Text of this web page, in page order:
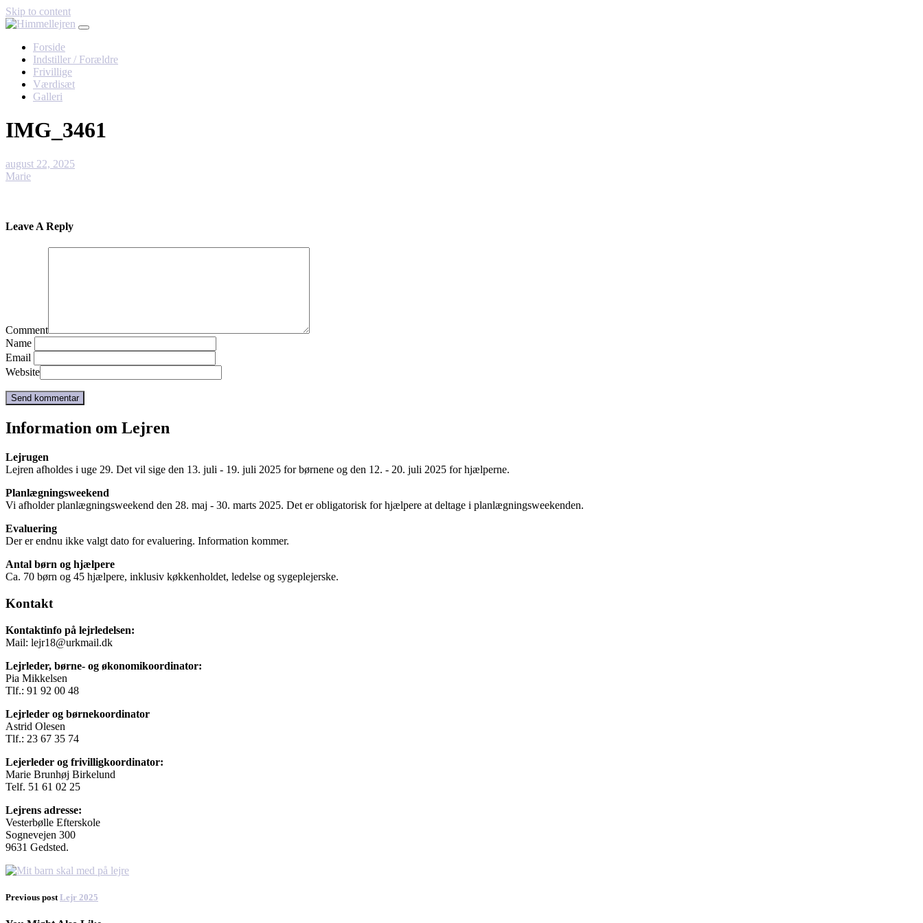
Skip to content
Forside
Indstiller / Forældre
Frivillige
Værdisæt
Galleri
IMG_3461
august 22, 2025
Marie
Leave A Reply
Comment
Name
Email
Website
Information om Lejren
Lejrugen
Lejren afholdes i uge 29. Det vil sige den 13. juli - 19. juli 2025 for børnene og den 12. - 20. juli 2025 for hjælperne.
Planlægningsweekend
Vi afholder planlægningsweekend den 28. maj - 30. marts 2025. Det er obligatorisk for hjælpere at deltage i planlægningsweekenden.
Evaluering
Der er endnu ikke valgt dato for evaluering. Information kommer.
Antal børn og hjælpere
Ca. 70 børn og 45 hjælpere, inklusiv køkkenholdet, ledelse og sygeplejerske.
Kontakt
Kontaktinfo på lejrledelsen:
Mail: lejr18@urkmail.dk
Lejrleder, børne- og økonomikoordinator:
Pia Mikkelsen
Tlf.: 91 92 00 48
Lejrleder og børnekoordinator
Astrid Olesen
Tlf.: 23 67 35 74
Lejerleder og frivilligkoordinator:
Marie Brunhøj Birkelund
Telf. 51 61 02 25
Lejrens adresse:
Vesterbølle Efterskole
Sognevejen 300
9631 Gedsted.
Previous post Lejr 2025